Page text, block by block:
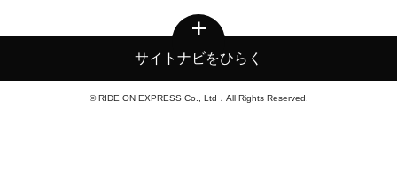
サイトナビをひらく
© RIDE ON EXPRESS Co., Ltd．All Rights Reserved.